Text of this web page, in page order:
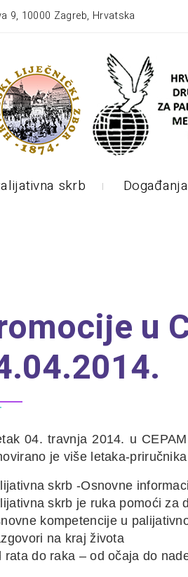
9, 10000 Zagreb, Hrvatska
skrb Događanja
u
04. travnja 2014. u
je više letaka-
skrb -Osnovne
skrb je ruka pomoći za
kompetencije u
na kraj života
rata do raka – od očaja do